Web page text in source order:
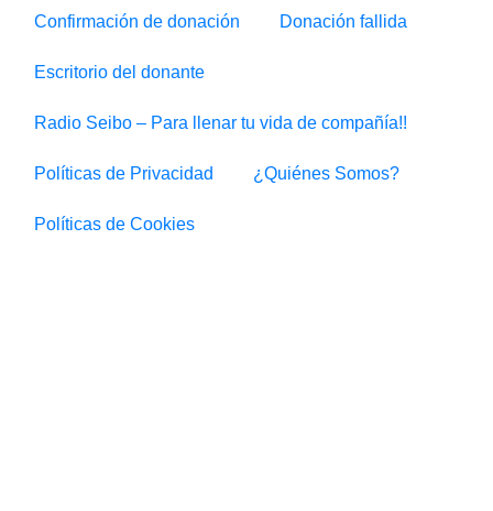
Confirmación de donación Donación fallida
Escritorio del donante
Radio Seibo – Para llenar tu vida de compañía!!
Políticas de Privacidad ¿Quiénes Somos?
Políticas de Cookies